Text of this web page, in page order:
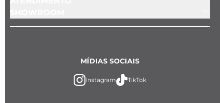
MÍDIAS SOCIAIS
Instagram TikTok